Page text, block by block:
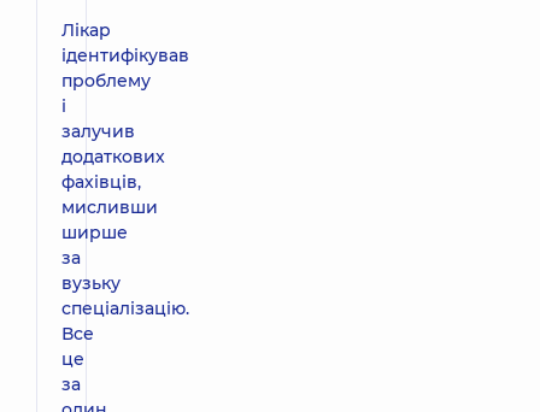
Лікар
ідентифікував
проблему
і
залучив
додаткових
фахівців,
мисливши
ширше
за
вузьку
спеціалізацію.
Все
це
за